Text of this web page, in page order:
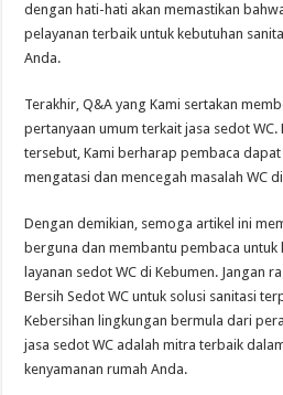
dengan hati-hati akan memastikan
pelayanan terbaik untuk kebutuhan
Anda.
Terakhir, Q&A yang Kami sertakan
pertanyaan umum terkait jasa sedot
tersebut, Kami berharap pembaca
mengatasi dan mencegah masalah WC
Dengan demikian, semoga artikel ini
berguna dan membantu pembaca untuk
layanan sedot WC di Kebumen. Jangan
Bersih Sedot WC untuk solusi sanitasi
Kebersihan lingkungan bermula dari
jasa sedot WC adalah mitra terbaik
kenyamanan rumah Anda.